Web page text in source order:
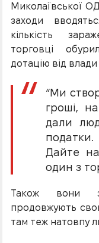
Миколаївської
заходи
кількість
торговці
дотацію від
“Ми
гроші,
дали
Дайте
один з
Також вони
продовжують
там теж натовпу